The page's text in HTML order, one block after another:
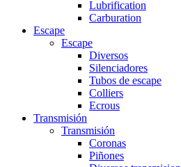
Lubrification
Carburation
Escape
Escape
Diversos
Silenciadores
Tubos de escape
Colliers
Ecrous
Transmisión
Transmisión
Coronas
Piñones